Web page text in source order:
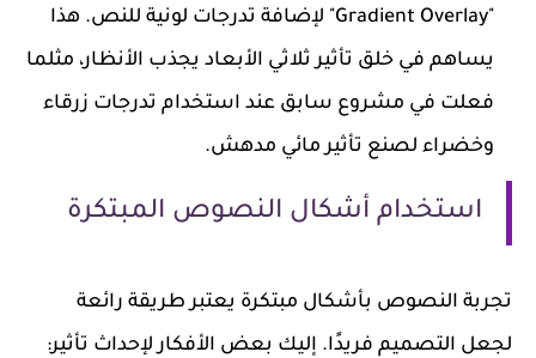
"Gradient Overlay" لإضافة تدرجات لونية للنص. هذا
يساهم في خلق تأثير ثلاثي الأبعاد يجذب الأنظار، مثلما
فعلت في مشروع سابق عند استخدام تدرجات زرقاء
وخضراء لصنع تأثير مائي مدهش.
استخدام أشكال النصوص المبتكرة
تجربة النصوص بأشكال مبتكرة يعتبر طريقة رائعة
لجعل التصميم فريدًا. إليك بعض الأفكار لإحداث تأثير: